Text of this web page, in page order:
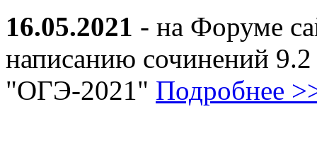
16.05.2021 - на Форуме
написанию сочинений
"ОГЭ-2021" Подробнее